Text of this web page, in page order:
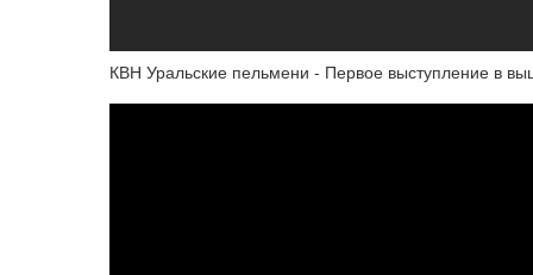
КВН Уральские пельмени - Первое выступление в